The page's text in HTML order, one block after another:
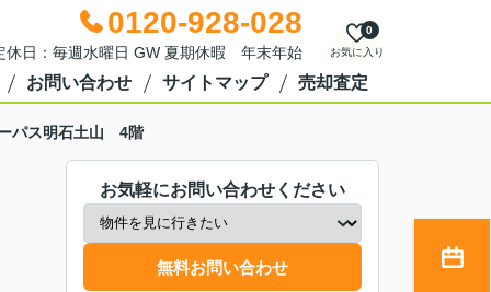
0120-928-028
日：毎週水曜日 GW 夏期休暇 年末年始 お気に入り
0
お問い合わせ サイトマップ 売却査定
パス明石土山 4階
お気軽にお問い合わせください
無料お問い合わせ